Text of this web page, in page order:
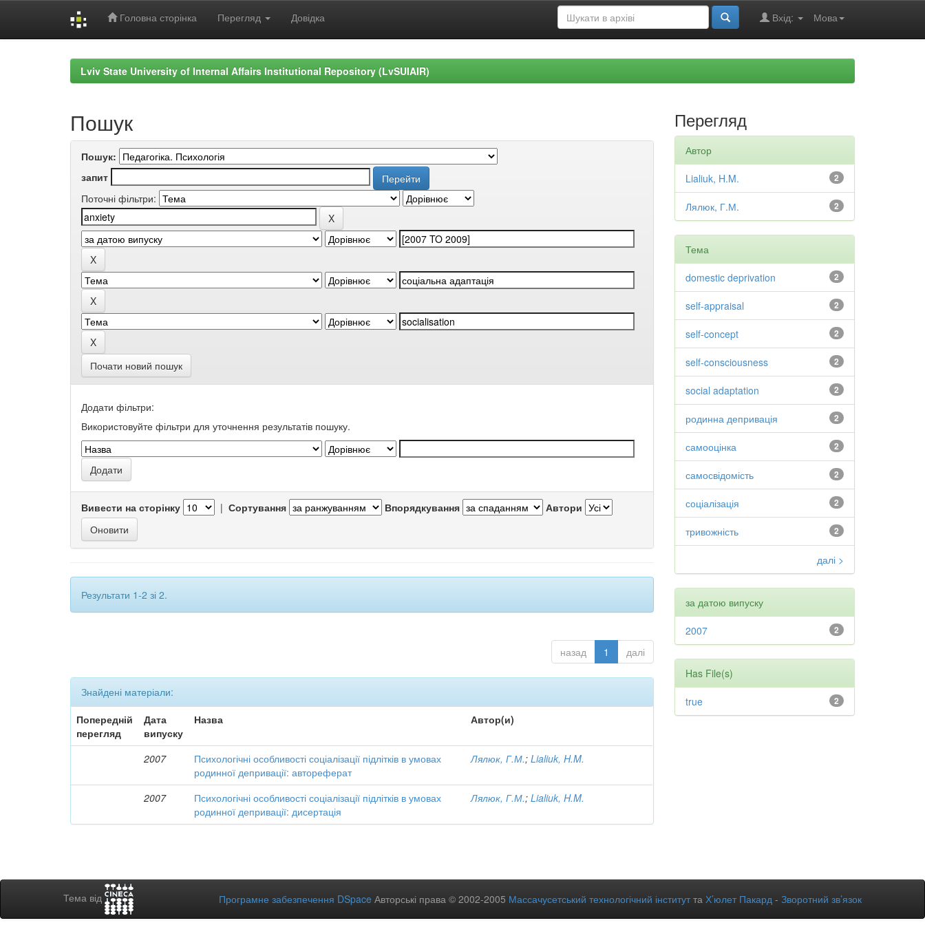
Головна сторінка Перегляд Довідка Мова
Вхід:
Lviv State University of Internal Affairs Institutional Repository (LvSUIAIR)
Пошук
Пошук:
запит
Поточні фільтри:
Почати новий пошук
Додати фільтри:
Використовуйте фільтри для уточнення результатів пошуку.
Вивести на сторінку | Сортування Впорядкування Автори
Результати 1-2 зі 2.
назад 1 далі
Знайдені матеріали:
Попередній
перегляд
Дата
випуску
Назва Автор(и)
2007
Психологічні особливості соціалізації підлітків в умовах
родинної депривації: автореферат
Лялюк, Г.М.;Lialiuk, H.M.
2007
Психологічні особливості соціалізації підлітків в умовах
родинної депривації: дисертація
Лялюк, Г.М.;Lialiuk, H.M.
Перегляд
Автор
2
Lialiuk, H.M.
2
Лялюк, Г.М.
Тема
2
domestic deprivation
2
self-appraisal
2
self-concept
2
self-consciousness
2
social adaptation
2
родинна депривація
2
самооцінка
2
самосвідомість
2
соціалізація
2
тривожність
далі >
за датою випуску
2
2007
Has File(s)
2
true
Тема від Програмне забезпечення DSpace Авторські права © 2002-2005 Массачусетський технологічний інститутта Х’юлет Пакард - Зворотний зв’язок